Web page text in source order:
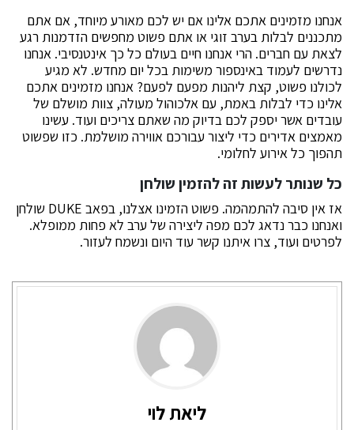
אנחנו מזמינים אתכם אלינו אם יש לכם מאורע מיוחד, אם אתם
מתכננים לבלות בערב זוגי או אתם פשוט מחפשים הזדמנות רגע
לצאת עם חברים. הרי אנחנו חיים בעולם כל כך אינטנסיבי. אנחנו
נדרשים לעמוד באינספור משימות בכל יום מחדש. לא מגיע
לכולנו פשוט, קצת ליהנות מפעם לפעם? אנחנו מזמינים אתכם
אלינו כדי לבלות באמת, עם אלכוהול מעולה, צוות מושלם של
עובדים אשר יספק לכם בדיוק מה שאתם צריכים ועוד. עשינו
מאמצים אדירים כדי ליצור עבורכם אווירה מושלמת. כזו שפשוט
תהפוך כל אירוע לחלומי.
כל שנותר לעשות זה להזמין שולחן
אז אין סיבה להתמהמה. פשוט הזמינו אצלנו, בפאב DUKE שולחן
ואנחנו כבר נדאג לכם מפה ליצירה של ערב לא פחות ממופלא.
לפרטים ועוד, צרו איתנו קשר עוד היום ונשמח לעזור.
ליאת לוי